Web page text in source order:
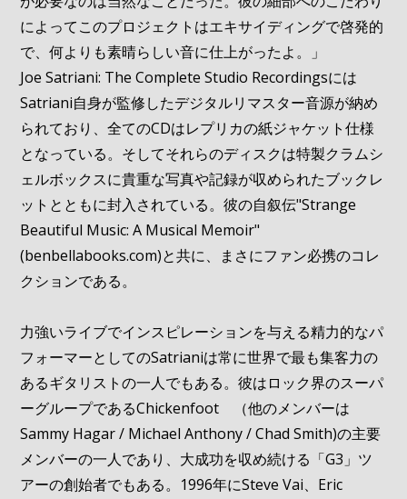
によってこのプロジェクトはエキサイディングで啓発的
で、何よりも素晴らしい音に仕上がったよ。」
Joe Satriani: The Complete Studio Recordingsには
Satriani自身が監修したデジタルリマスター音源が納め
られており、全てのCDはレプリカの紙ジャケット仕様
となっている。そしてそれらのディスクは特製クラムシ
ェルボックスに貴重な写真や記録が収められたブックレ
ットとともに封入されている。彼の自叙伝"Strange
Beautiful Music: A Musical Memoir"
(benbellabooks.com)と共に、まさにファン必携のコレ
クションである。
力強いライブでインスピレーションを与える精力的なパ
フォーマーとしてのSatrianiは常に世界で最も集客力の
あるギタリストの一人でもある。彼はロック界のスーパ
ーグループであるChickenfoot （他のメンバーは
Sammy Hagar / Michael Anthony / Chad Smith)の主要
メンバーの一人であり、大成功を収め続ける「G3」ツ
アーの創始者でもある。1996年にSteve Vai、Eric